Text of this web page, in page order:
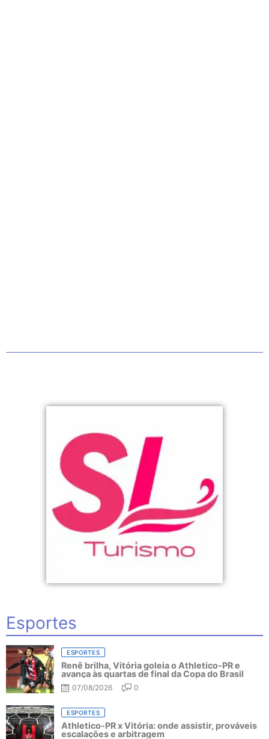
Esportes
ESPORTES
Renê brilha, Vitória goleia o Athletico-PR e
avança às quartas de final da Copa do Brasil
07/08/2026 0
ESPORTES
Athletico-PR x Vitória: onde assistir, prováveis
escalações e arbitragem